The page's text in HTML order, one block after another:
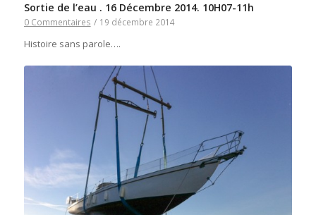
Sortie de l’eau . 16 Décembre 2014. 10H07-11h
0 Commentaires / 19 décembre 2014
Histoire sans parole….